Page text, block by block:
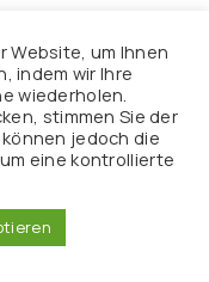
Website, um Ihnen
indem wir Ihre
wiederholen.
stimmen Sie der
können jedoch die
eine kontrollierte